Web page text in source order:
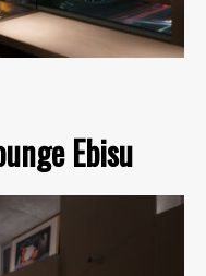
Ebisu